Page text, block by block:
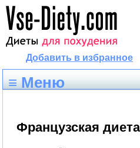
Добавить в избранное
≡ Меню
Французская